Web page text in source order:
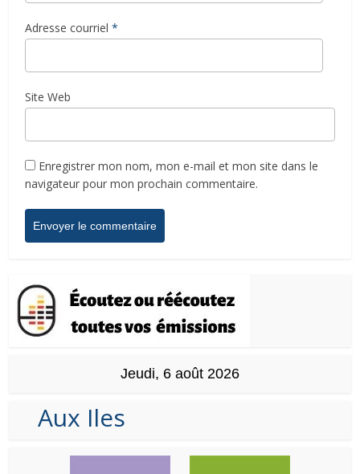
Adresse courriel *
Site Web
Enregistrer mon nom, mon e-mail et mon site dans le
navigateur pour mon prochain commentaire.
Jeudi, 6 août 2026
Aux Iles